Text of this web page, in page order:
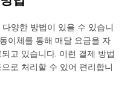
양한 방법이 있을 수 있습니
이체를 통해 매달 요금을 자
고 있습니다. 이런 결제 방법
로 처리할 수 있어 편리합니